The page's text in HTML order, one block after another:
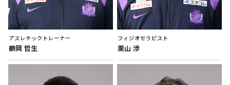
アスレチックトレーナー
鶴岡 哲生
フィジオセラピスト
栗山 渉